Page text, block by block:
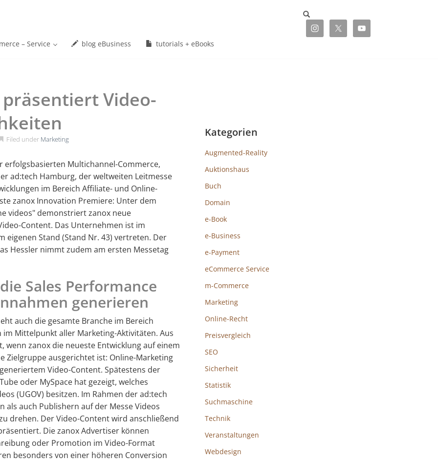
– Service blog eBusiness tutorials + eBooks
Video-
Filed under Marketing
Multichannel-Commerce,
ad:tech Hamburg, der weltweiten Leitmesse
im Bereich Affiliate- und Online-
zanox Innovation Premiere: Unter dem
videos" demonstriert zanox neue
Content. Das Unternehmen ist im
eigenen Stand (Stand Nr. 43) vertreten. Der
Hessler nimmt zudem am ersten Messetag
Sales Performance
generieren
auch die gesamte Branche im Bereich
Mittelpunkt aller Marketing-Aktivitäten. Aus
zanox die neueste Entwicklung auf einem
Zielgruppe ausgerichtet ist: Online-Marketing
Video-Content. Spätestens der
oder MySpace hat gezeigt, welches
(UGOV) besitzen. Im Rahmen der ad:tech
auch Publishern auf der Messe Videos
drehen. Der Video-Content wird anschließend
Die zanox Advertiser können
oder Promotion im Video-Format
besonders von einer höheren Conversion
Kategorien
Augmented-Reality
Auktionshaus
Buch
Domain
e-Book
e-Business
e-Payment
eCommerce Service
m-Commerce
Marketing
Online-Recht
Preisvergleich
SEO
Sicherheit
Statistik
Suchmaschine
Technik
Veranstaltungen
Webdesign